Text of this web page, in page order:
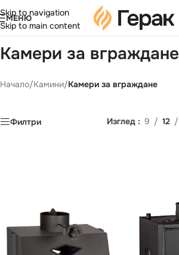
Skip to navigation
Skip to main content
МЕНЮ
Камери за вграждане
Начало/Камини/Камери за вграждане
Филтри Изглед 9 12